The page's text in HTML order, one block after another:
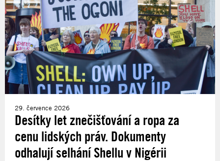
29. července 2026
Desítky let znečišťování a ropa za
cenu lidských práv. Dokumenty
odhalují selhání Shellu v Nigérii